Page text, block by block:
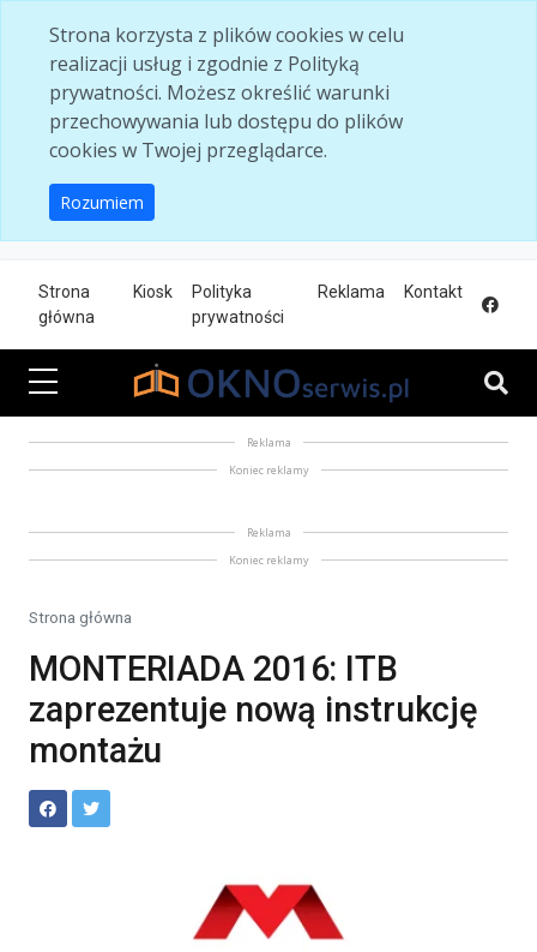
Strona korzysta z plików cookies w celu
realizacji usług i zgodnie z Polityką
prywatności. Możesz określić warunki
przechowywania lub dostępu do plików
cookies w Twojej przeglądarce.
Rozumiem
Strona
główna
Kiosk
Polityka
prywatności
Reklama Kontakt
Reklama
Koniec reklamy
Reklama
Koniec reklamy
Strona główna
MONTERIADA 2016: ITB
zaprezentuje nową instrukcję
montażu